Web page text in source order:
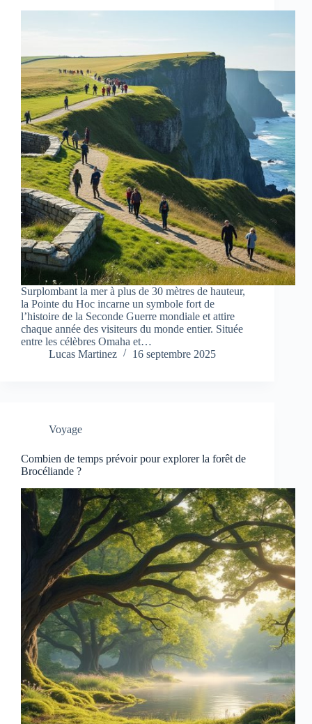
Surplombant la mer à plus de 30 mètres de hauteur,
la Pointe du Hoc incarne un symbole fort de
l’histoire de la Seconde Guerre mondiale et attire
chaque année des visiteurs du monde entier. Située
entre les célèbres Omaha et…
Lucas Martinez
16 septembre 2025
Voyage
Combien de temps prévoir pour explorer la forêt de
Brocéliande ?